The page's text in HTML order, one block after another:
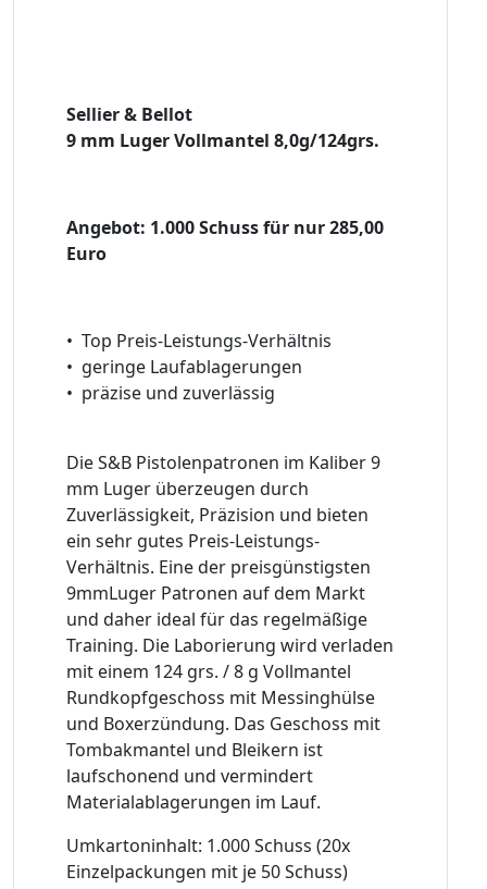
Sellier & Bellot
9 mm Luger Vollmantel 8,0g/124grs.
Angebot: 1.000 Schuss für nur 285,00
Euro
• Top Preis-Leistungs-Verhältnis
• geringe Laufablagerungen
• präzise und zuverlässig
Die S&B Pistolenpatronen im Kaliber 9
mm Luger überzeugen durch
Zuverlässigkeit, Präzision und bieten
ein sehr gutes Preis-Leistungs-
Verhältnis. Eine der preisgünstigsten
9mmLuger Patronen auf dem Markt
und daher ideal für das regelmäßige
Training. Die Laborierung wird verladen
mit einem 124 grs. / 8 g Vollmantel
Rundkopfgeschoss mit Messinghülse
und Boxerzündung. Das Geschoss mit
Tombakmantel und Bleikern ist
laufschonend und vermindert
Materialablagerungen im Lauf.
Umkartoninhalt: 1.000 Schuss (20x
Einzelpackungen mit je 50 Schuss)